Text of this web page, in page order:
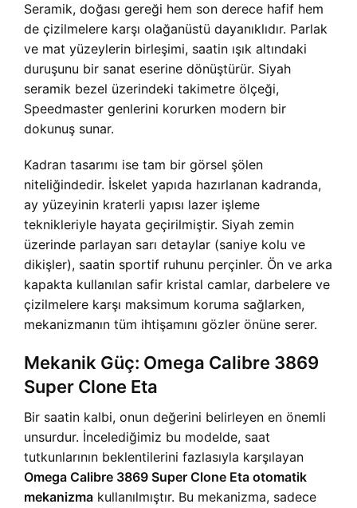
Seramik, doğası gereği hem son derece hafif hem
de çizilmelere karşı olağanüstü dayanıklıdır. Parlak
ve mat yüzeylerin birleşimi, saatin ışık altındaki
duruşunu bir sanat eserine dönüştürür. Siyah
seramik bezel üzerindeki takimetre ölçeği,
Speedmaster genlerini korurken modern bir
dokunuş sunar.
Kadran tasarımı ise tam bir görsel şölen
niteliğindedir. İskelet yapıda hazırlanan kadranda,
ay yüzeyinin kraterli yapısı lazer işleme
teknikleriyle hayata geçirilmiştir. Siyah zemin
üzerinde parlayan sarı detaylar (saniye kolu ve
dikişler), saatin sportif ruhunu perçinler. Ön ve arka
kapakta kullanılan safir kristal camlar, darbelere ve
çizilmelere karşı maksimum koruma sağlarken,
mekanizmanın tüm ihtişamını gözler önüne serer.
Mekanik Güç: Omega Calibre 3869
Super Clone Eta
Bir saatin kalbi, onun değerini belirleyen en önemli
unsurdur. İncelediğimiz bu modelde, saat
tutkunlarının beklentilerini fazlasıyla karşılayan
Omega Calibre 3869 Super Clone Eta otomatik
mekanizma kullanılmıştır. Bu mekanizma, sadece